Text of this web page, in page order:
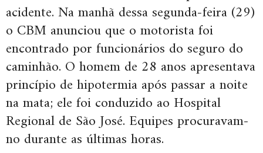
acidente. Na manhã dessa segunda-feira (29)
o CBM anunciou que o motorista foi
encontrado por funcionários do seguro do
caminhão. O homem de 28 anos apresentava
princípio de hipotermia após passar a noite
na mata; ele foi conduzido ao Hospital
Regional de São José. Equipes procuravam-
no durante as últimas horas.